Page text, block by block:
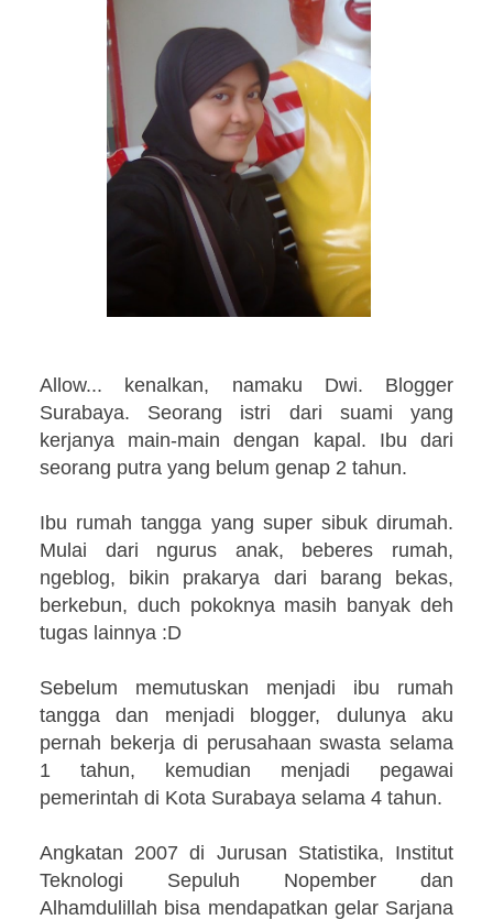
Allow... kenalkan, namaku Dwi. Blogger
Surabaya. Seorang istri dari suami yang
kerjanya main-main dengan kapal. Ibu dari
seorang putra yang belum genap 2 tahun.
Ibu rumah tangga yang super sibuk dirumah.
Mulai dari ngurus anak, beberes rumah,
ngeblog, bikin prakarya dari barang bekas,
berkebun, duch pokoknya masih banyak deh
tugas lainnya :D
Sebelum memutuskan menjadi ibu rumah
tangga dan menjadi blogger, dulunya aku
pernah bekerja di perusahaan swasta selama
1 tahun, kemudian menjadi pegawai
pemerintah di Kota Surabaya selama 4 tahun.
Angkatan 2007 di Jurusan Statistika, Institut
Teknologi Sepuluh Nopember dan
Alhamdulillah bisa mendapatkan gelar Sarjana